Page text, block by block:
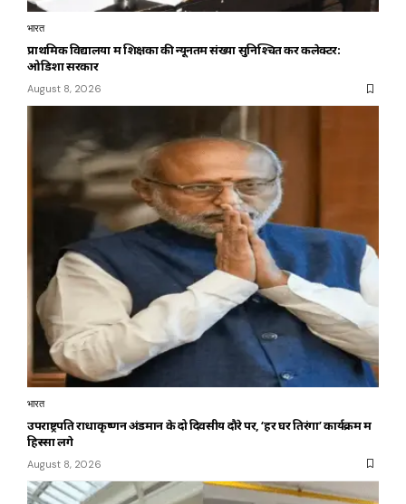
भारत
प्राथमिक विद्यालयों में शिक्षकों की न्यूनतम संख्या सुनिश्चित करें कलेक्टर:
ओडिशा सरकार
August 8, 2026
भारत
उपराष्ट्रपति राधाकृष्णन अंडमान के दो दिवसीय दौरे पर, ‘हर घर तिरंगा’ कार्यक्रम में
हिस्सा लेंगे
August 8, 2026